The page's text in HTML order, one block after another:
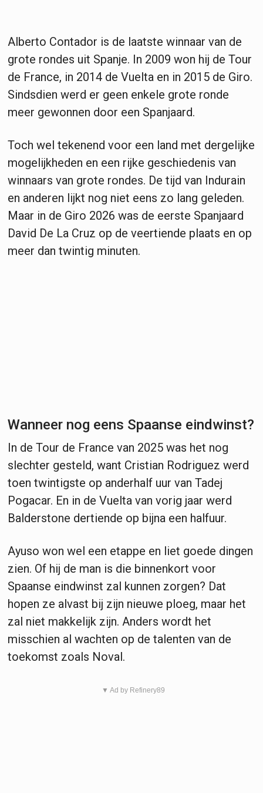
Alberto Contador is de laatste winnaar van de
grote rondes uit Spanje. In 2009 won hij de Tour
de France, in 2014 de Vuelta en in 2015 de Giro.
Sindsdien werd er geen enkele grote ronde
meer gewonnen door een Spanjaard.
Toch wel tekenend voor een land met dergelijke
mogelijkheden en een rijke geschiedenis van
winnaars van grote rondes. De tijd van Indurain
en anderen lijkt nog niet eens zo lang geleden.
Maar in de Giro 2026 was de eerste Spanjaard
David De La Cruz op de veertiende plaats en op
meer dan twintig minuten.
Wanneer nog eens Spaanse eindwinst?
In de Tour de France van 2025 was het nog
slechter gesteld, want Cristian Rodriguez werd
toen twintigste op anderhalf uur van Tadej
Pogacar. En in de Vuelta van vorig jaar werd
Balderstone dertiende op bijna een halfuur.
Ayuso won wel een etappe en liet goede dingen
zien. Of hij de man is die binnenkort voor
Spaanse eindwinst zal kunnen zorgen? Dat
hopen ze alvast bij zijn nieuwe ploeg, maar het
zal niet makkelijk zijn. Anders wordt het
misschien al wachten op de talenten van de
toekomst zoals Noval.
▼ Ad by Refinery89